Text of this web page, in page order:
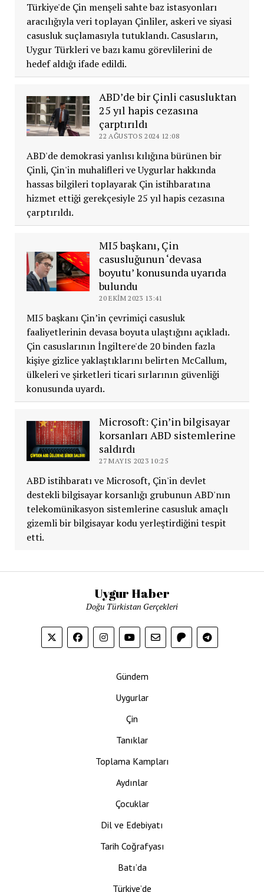
Türkiye'de Çin menşeli sahte baz istasyonları
aracılığıyla veri toplayan Çinliler, askeri ve siyasi
casusluk suçlamasıyla tutuklandı. Casusların,
Uygur Türkleri ve bazı kamu görevlilerini de
hedef aldığı ifade edildi.
ABD’de bir Çinli casusluktan
25 yıl hapis cezasına
çarptırıldı
22 AĞUSTOS 2024 12:08
ABD'de demokrasi yanlısı kılığına bürünen bir
Çinli, Çin'in muhalifleri ve Uygurlar hakkında
hassas bilgileri toplayarak Çin istihbaratına
hizmet ettiği gerekçesiyle 25 yıl hapis cezasına
çarptırıldı.
MI5 başkanı, Çin
casusluğunun ‘devasa
boyutu’ konusunda uyarıda
bulundu
20 EKIM 2023 13:41
MI5 başkanı Çin’in çevrimiçi casusluk
faaliyetlerinin devasa boyuta ulaştığını açıkladı.
Çin casuslarının İngiltere'de 20 binden fazla
kişiye gizlice yaklaştıklarını belirten McCallum,
ülkeleri ve şirketleri ticari sırlarının güvenliği
konusunda uyardı.
Microsoft: Çin’in bilgisayar
korsanları ABD sistemlerine
saldırdı
27 MAYIS 2023 10:25
ABD istihbaratı ve Microsoft, Çin'in devlet
destekli bilgisayar korsanlığı grubunun ABD'nın
telekomünikasyon sistemlerine casusluk amaçlı
gizemli bir bilgisayar kodu yerleştirdiğini tespit
etti.
Uygur Haber
Doğu Türkistan Gerçekleri
Gündem
Uygurlar
Çin
Tanıklar
Toplama Kampları
Aydınlar
Çocuklar
Dil ve Edebiyatı
Tarih Coğrafyası
Batı’da
Türkiye’de